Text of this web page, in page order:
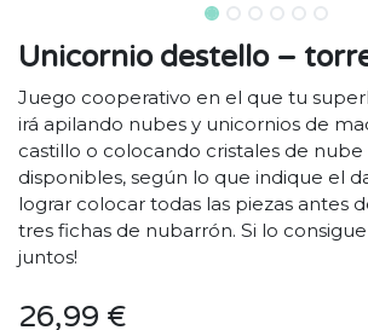
Unicornio destello –
Juego cooperativo en el que tu
irá apilando nubes y unicornios de
castillo o colocando cristales de nube
disponibles, según lo que indique el
lograr colocar todas las piezas antes
tres fichas de nubarrón. Si lo
juntos!
26,99 €